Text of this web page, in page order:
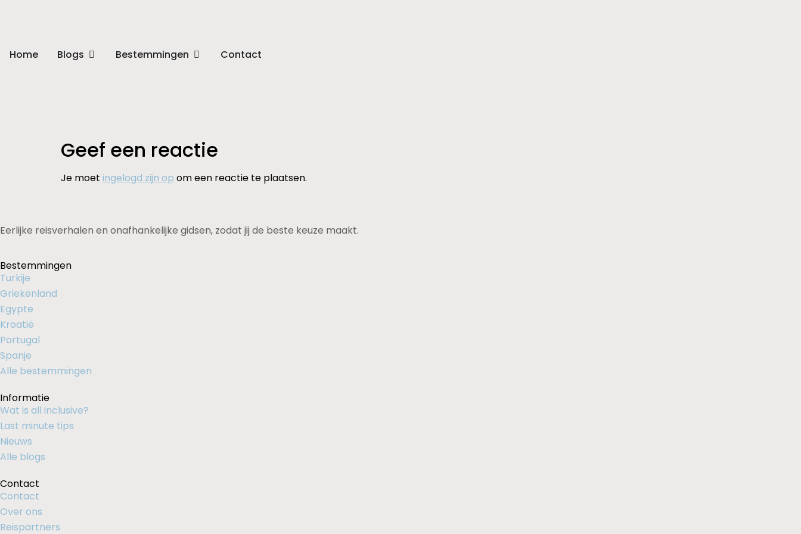
Home Blogs Bestemmingen Contact
Geef een reactie
Je moet ingelogd zijn op om een reactie te plaatsen.
Eerlijke reisverhalen en onafhankelijke gidsen, zodat jij de beste keuze maakt.
Bestemmingen
Turkije
Griekenland
Egypte
Kroatië
Portugal
Spanje
Alle bestemmingen
Informatie
Wat is all inclusive?
Last minute tips
Nieuws
Alle blogs
Contact
Contact
Over ons
Reispartners